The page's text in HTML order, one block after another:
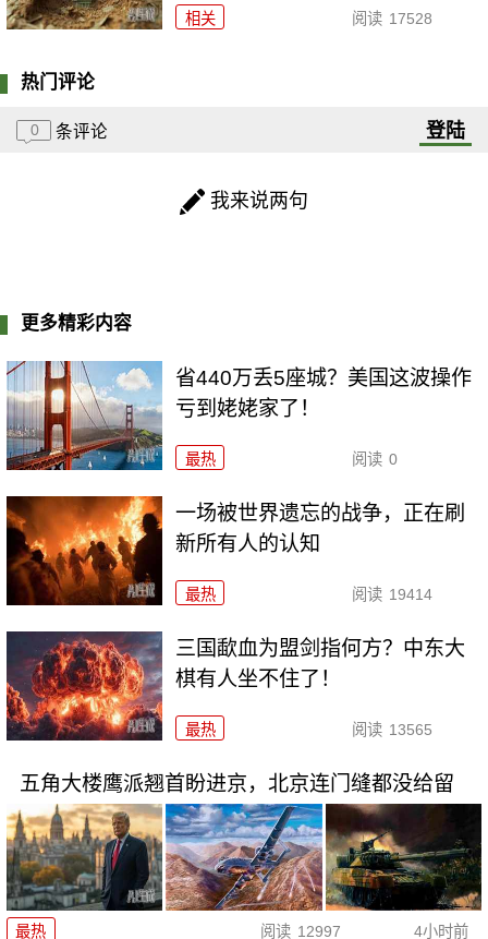
相关 阅读 17528
热门评论
0 条评论 登陆
我来说两句
更多精彩内容
省440万丢5座城？美国这波操作
亏到姥姥家了！
最热 阅读 0
一场被世界遗忘的战争，正在刷
新所有人的认知
最热 阅读 19414
三国歃血为盟剑指何方？中东大
棋有人坐不住了！
最热 阅读 13565
五角大楼鹰派翘首盼进京，北京连门缝都没给留
最热 阅读 12997 4小时前